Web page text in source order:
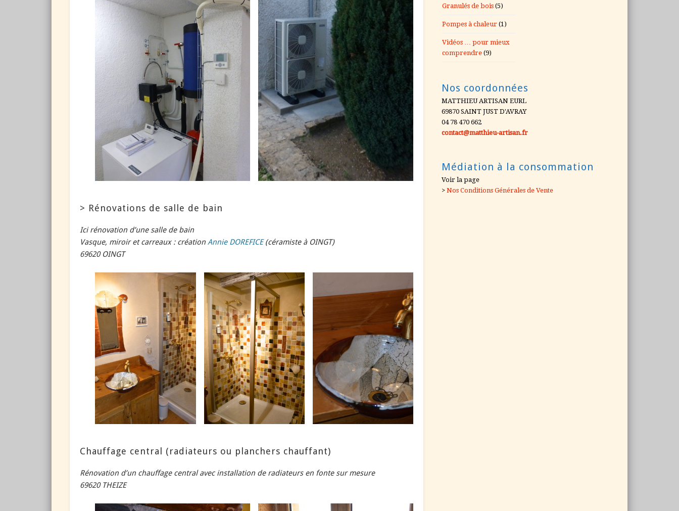
> Rénovations de salle de bain
Ici rénovation d’une salle de bain
Vasque, miroir et carreaux : créationAnnie DOREFICE(céramiste à OINGT)
69620 OINGT
Chauffage central (radiateurs ou planchers chauffant)
Rénovation d’un chauffage central avec installation de radiateurs en fonte sur mesure
69620 THEIZE
Granulés de bois(5)
Pompes à chaleur(1)
Vidéos … pour mieux
comprendre(9)
Nos coordonnées
MATTHIEU ARTISAN EURL
69870 SAINT JUST D'AVRAY
04 78 470 662
contact@matthieu-artisan.fr
Médiation à la consommation
Voir la page
>Nos Conditions Générales de Vente